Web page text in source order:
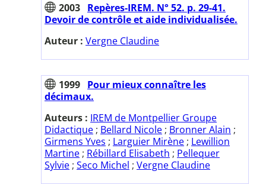
2003 Repères-IREM. N° 52. p. 29-41.
Devoir de contrôle et aide individualisée.
Auteur : Vergne Claudine
1999 Pour mieux connaître les
décimaux.
Auteurs : IREM de Montpellier Groupe
Didactique ; Bellard Nicole ; Bronner Alain ;
Girmens Yves ; Larguier Mirène ; Lewillion
Martine ; Rébillard Elisabeth ; Pellequer
Sylvie ; Seco Michel ; Vergne Claudine